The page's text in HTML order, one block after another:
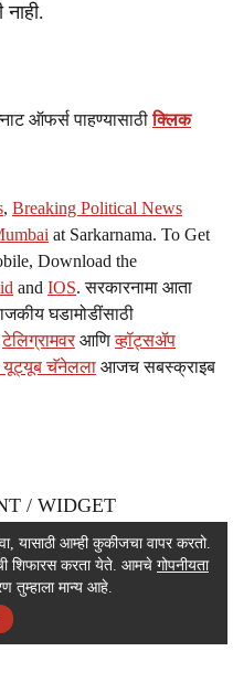
ऑफर्स पाहण्यासाठीक्लिक
, Breaking Political News
at Sarkarnama. To Get
Download the
and IOS. सरकारनामा आता
घडामोडींसाठी
टेलिग्रामवर आणिव्हॉट्सॲप
यूट्यूब चॅनेलला आजच सबस्क्राइब
/ WIDGET
/ WIDGET
/ WIDGET
यासाठी आम्ही कुकीजचा वापर करतो.
शिफारस करता येते. आमचे गोपनीयता
तुम्हाला मान्य आहे.